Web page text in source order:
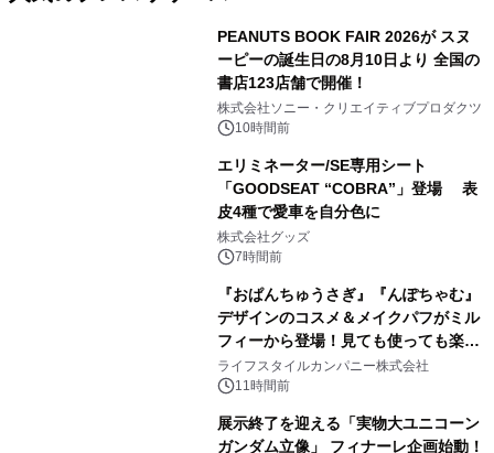
PEANUTS BOOK FAIR 2026が スヌ
ーピーの誕生日の8月10日より 全国の
書店123店舗で開催！
株式会社ソニー・クリエイティブプロダクツ
10時間前
エリミネーター/SE専用シート
「GOODSEAT “COBRA”」登場 表
皮4種で愛車を自分色に
株式会社グッズ
7時間前
『おぱんちゅうさぎ』『んぽちゃむ』
デザインのコスメ＆メイクパフがミル
フィーから登場！見ても使っても楽し
い、ポップでキュートなコレクショ
ン。
ライフスタイルカンパニー株式会社
11時間前
展示終了を迎える「実物大ユニコーン
ガンダム立像」 フィナーレ企画始動！